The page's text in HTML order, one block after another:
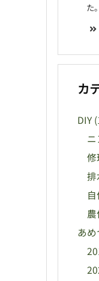
た
カ
DIY
修
排
あ